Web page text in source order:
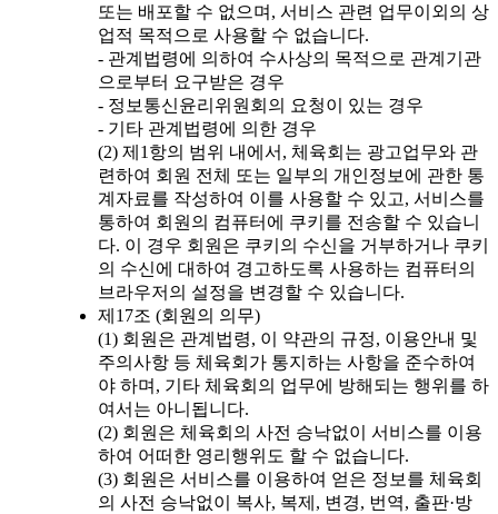
또는 배포할 수 없으며, 서비스 관련 업무이외의 상
업적 목적으로 사용할 수 없습니다.
- 관계법령에 의하여 수사상의 목적으로 관계기관
으로부터 요구받은 경우
- 정보통신윤리위원회의 요청이 있는 경우
- 기타 관계법령에 의한 경우
(2) 제1항의 범위 내에서, 체육회는 광고업무와 관
련하여 회원 전체 또는 일부의 개인정보에 관한 통
계자료를 작성하여 이를 사용할 수 있고, 서비스를
통하여 회원의 컴퓨터에 쿠키를 전송할 수 있습니
다. 이 경우 회원은 쿠키의 수신을 거부하거나 쿠키
의 수신에 대하여 경고하도록 사용하는 컴퓨터의
브라우저의 설정을 변경할 수 있습니다.
제17조 (회원의 의무)
(1) 회원은 관계법령, 이 약관의 규정, 이용안내 및
주의사항 등 체육회가 통지하는 사항을 준수하여
야 하며, 기타 체육회의 업무에 방해되는 행위를 하
여서는 아니됩니다.
(2) 회원은 체육회의 사전 승낙없이 서비스를 이용
하여 어떠한 영리행위도 할 수 없습니다.
(3) 회원은 서비스를 이용하여 얻은 정보를 체육회
의 사전 승낙없이 복사, 복제, 변경, 번역, 출판·방